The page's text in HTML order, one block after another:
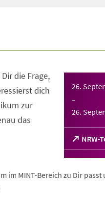
26.
–
26.
NRW-
(Öffnet
in
einem
Tab)
die Frage,
dich
zur
das
im MINT-Bereich zu Dir